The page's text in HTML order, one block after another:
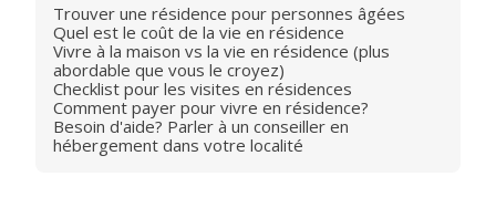
Trouver une résidence pour personnes âgées
Quel est le coût de la vie en résidence
Vivre à la maison vs la vie en résidence (plus
abordable que vous le croyez)
Checklist pour les visites en résidences
Comment payer pour vivre en résidence?
Besoin d'aide? Parler à un conseiller en
hébergement dans votre localité